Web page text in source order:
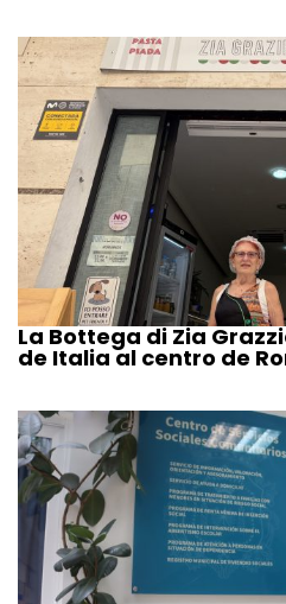
La Bottega di Zia
de Italia al centro de